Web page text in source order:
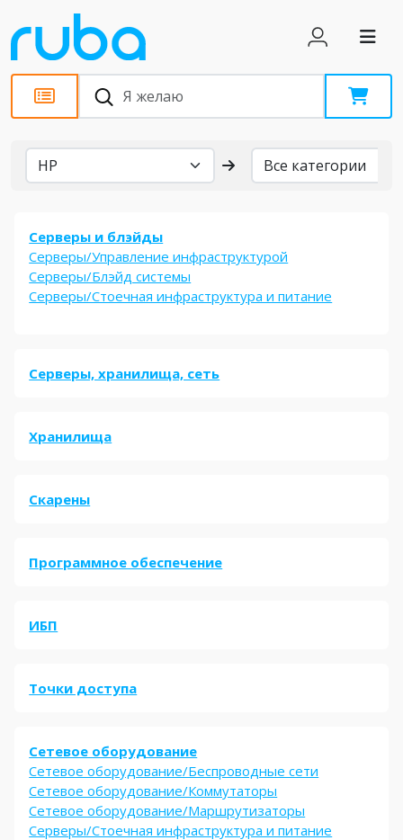
Бренды
Серверы и блэйды
Серверы/Управление инфраструктурой
Серверы/Блэйд системы
Серверы/Стоечная инфраструктура и питание
Серверы, хранилища, сеть
Хранилища
Скарены
Программное обеспечение
ИБП
Точки доступа
Сетевое оборудование
Сетевое оборудование/Беспроводные сети
Сетевое оборудование/Коммутаторы
Сетевое оборудование/Маршрутизаторы
Серверы/Стоечная инфраструктура и питание